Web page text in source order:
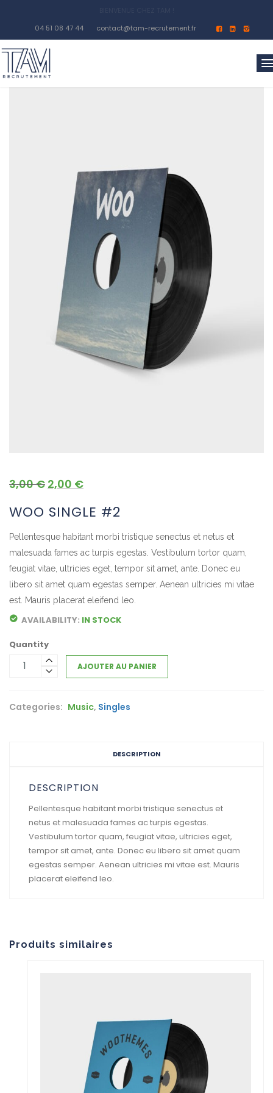
04 51 08 47 44 contact@tam-recrutement.fr
3,00€ 2,00 €
WOO SINGLE #2
Pellentesque habitant morbi tristique senectus et netus et
malesuada fames ac turpis egestas. Vestibulum tortor quam,
feugiat vitae, ultricies eget, tempor sit amet, ante. Donec eu
libero sit amet quam egestas semper. Aenean ultricies mi vitae
est. Mauris placerat eleifend leo.
AVAILABILITY: IN STOCK
Quantity
AJOUTER AU PANIER
Categories: Music, Singles
DESCRIPTION
DESCRIPTION
Pellentesque habitant morbi tristique senectus et
netus et malesuada fames ac turpis egestas.
Vestibulum tortor quam, feugiat vitae, ultricies eget,
tempor sit amet, ante. Donec eu libero sit amet quam
egestas semper. Aenean ultricies mi vitae est. Mauris
placerat eleifend leo.
Produits similaires